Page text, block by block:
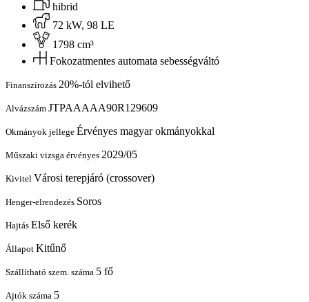
hibrid
72 kW, 98 LE
1798 cm³
Fokozatmentes automata sebességváltó
Finanszírozás 20%-tól elvihető
Alvázszám JTPAAAAA90R129609
Okmányok jellege Érvényes magyar okmányokkal
Műszaki vizsga érvényes 2029/05
Kivitel Városi terepjáró (crossover)
Henger-elrendezés Soros
Hajtás Első kerék
Állapot Kitűnő
Szállítható szem. száma 5 fő
Ajtók száma 5